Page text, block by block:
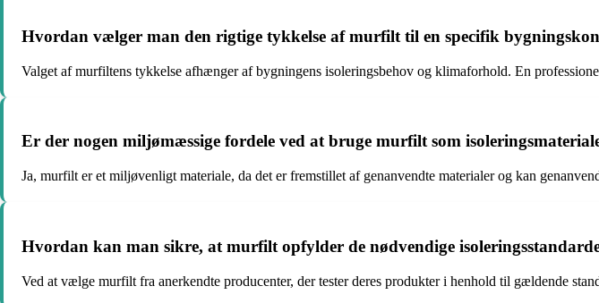
Hvordan vælger man den rigtige tykkelse af murfilt til en specifik
Valget af murfiltens tykkelse afhænger af bygningens isoleringsbehov og klimaforhold. En
Er der nogen miljømæssige fordele ved at bruge murfilt som
Ja, murfilt er et miljøvenligt materiale, da det er fremstillet af genanvendte materialer og kan
Hvordan kan man sikre, at murfilt opfylder de nødvendige
Ved at vælge murfilt fra anerkendte producenter, der tester deres produkter i henhold til gældende